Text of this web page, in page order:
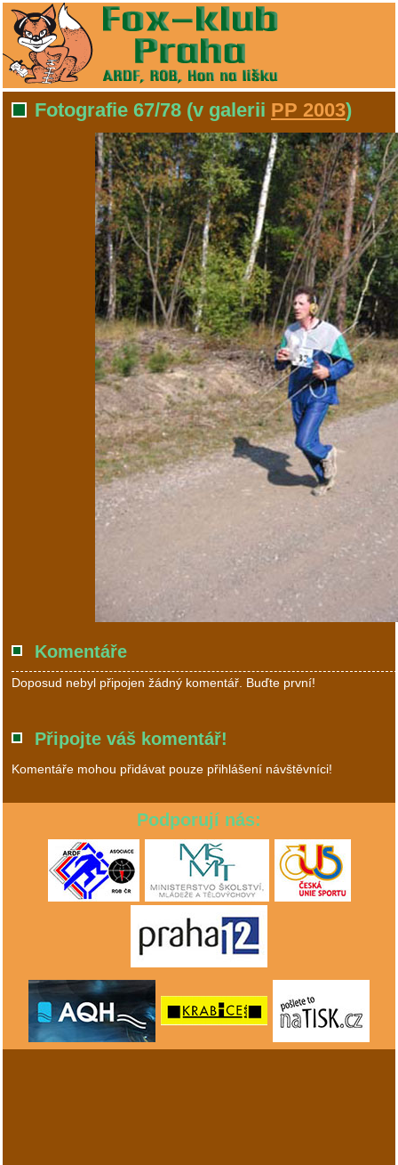
Fotografie 67/78 (v galerii PP 2003)
Komentáře
Doposud nebyl připojen žádný komentář. Buďte první!
Připojte váš komentář!
Komentáře mohou přidávat pouze přihlášení návštěvníci!
Podporují nás: